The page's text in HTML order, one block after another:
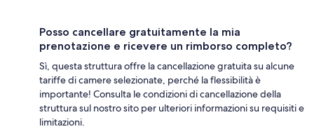
Posso cancellare gratuitamente la mia
prenotazione e ricevere un rimborso completo?
Sì, questa struttura offre la cancellazione gratuita su alcune
tariffe di camere selezionate, perché la flessibilità è
importante! Consulta le condizioni di cancellazione della
struttura sul nostro sito per ulteriori informazioni su requisiti e
limitazioni.